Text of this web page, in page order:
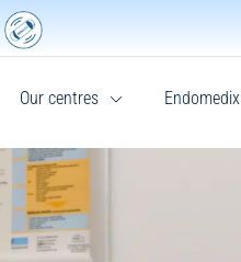
Our centres Endomedix